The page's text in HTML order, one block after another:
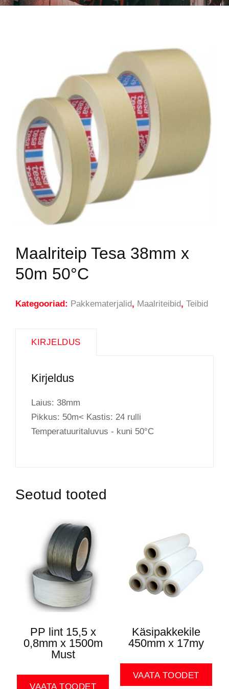
Maalriteip Tesa 38mm x
50m 50°C
Kategooriad: Pakkematerjalid, Maalriteibid, Teibid
KIRJELDUS
Kirjeldus
Laius: 38mm
Pikkus: 50m< Kastis: 24 rulli
Temperatuuritaluvus - kuni 50°C
Seotud tooted
PP lint 15,5 x
0,8mm x 1500m
Must
VAATA TOODET
Käsipakkekile
450mm x 17my
VAATA TOODET